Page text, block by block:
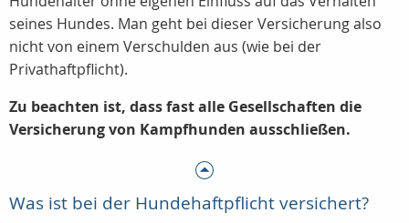
seines Hundes. Man geht bei dieser Versicherung also
nicht von einem Verschulden aus (wie bei der
Privathaftpflicht).
Zu beachten ist, dass fast alle Gesellschaften die
Versicherung von Kampfhunden ausschließen.
Was ist bei der Hundehaftpflicht versichert?